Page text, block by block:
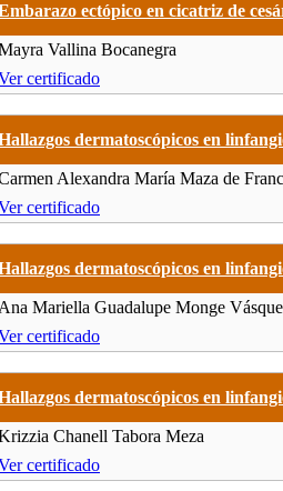
ectópico en cicatriz de
Vallina Bocanegra
certificado
dermatoscópicos en
Alexandra María Maza de
certificado
dermatoscópicos en
Ana Mariella Guadalupe Monge
certificado
dermatoscópicos en
Chanell Tabora Meza
certificado